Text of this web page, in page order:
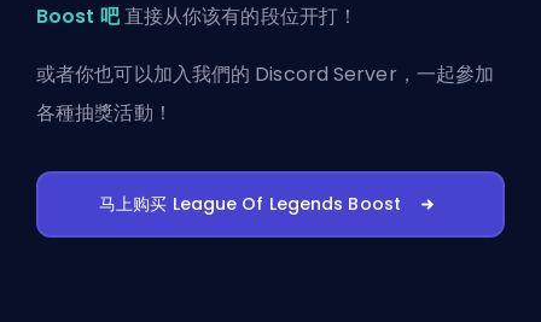
Boost 吧直接从你该有的段位开打！
或者你也可以加入我們的 Discord Server ，一起參加
各種抽獎活動！
马上购买 League Of Legends Boost